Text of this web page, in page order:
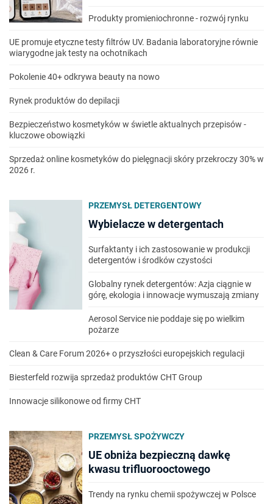
Produkty promieniochronne - rozwój rynku
UE promuje etyczne testy filtrów UV. Badania laboratoryjne równie
wiarygodne jak testy na ochotnikach
Pokolenie 40+ odkrywa beauty na nowo
Rynek produktów do depilacji
Bezpieczeństwo kosmetyków w świetle aktualnych przepisów -
kluczowe obowiązki
Sprzedaż online kosmetyków do pielęgnacji skóry przekroczy 30% w
2026 r.
PRZEMYSŁ DETERGENTOWY
Wybielacze w detergentach
Surfaktanty i ich zastosowanie w produkcji
detergentów i środków czystości
Globalny rynek detergentów: Azja ciągnie w
górę, ekologia i innowacje wymuszają zmiany
Aerosol Service nie poddaje się po wielkim
pożarze
Clean & Care Forum 2026+ o przyszłości europejskich regulacji
Biesterfeld rozwija sprzedaż produktów CHT Group
Innowacje silikonowe od firmy CHT
PRZEMYSŁ SPOŻYWCZY
UE obniża bezpieczną dawkę
kwasu trifluorooctowego
Trendy na rynku chemii spożywczej w Polsce